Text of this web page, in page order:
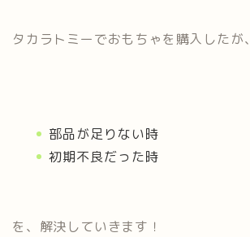
タカラトミーでおもちゃを購入したが、
部品が足りない時
初期不良だった時
を、解決していきます！